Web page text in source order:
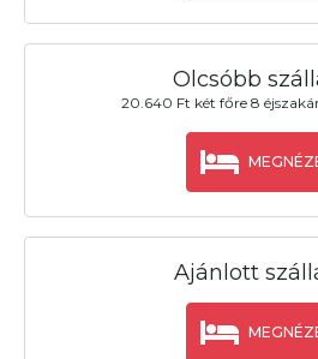
Olcsóbb
20.640 Ft két főre 8
Ajánlott